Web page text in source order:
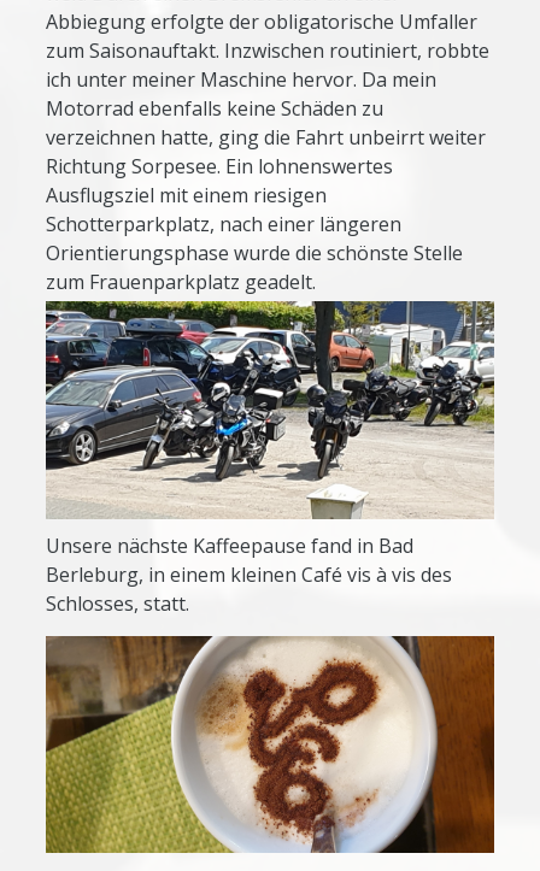
Abbiegung erfolgte der obligatorische Umfaller
zum Saisonauftakt. Inzwischen routiniert, robbte
ich unter meiner Maschine hervor. Da mein
Motorrad ebenfalls keine Schäden zu
verzeichnen hatte, ging die Fahrt unbeirrt weiter
Richtung Sorpesee. Ein lohnenswertes
Ausflugsziel mit einem riesigen
Schotterparkplatz, nach einer längeren
Orientierungsphase wurde die schönste Stelle
zum Frauenparkplatz geadelt.
Unsere nächste Kaffeepause fand in Bad
Berleburg, in einem kleinen Café vis à vis des
Schlosses, statt.